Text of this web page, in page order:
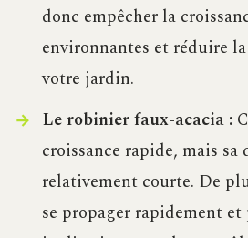
donc empêcher la
environnantes et réduire
votre jardin.
Le robinier faux-acacia :
croissance rapide, mais sa
relativement courte. De
se propager rapidement